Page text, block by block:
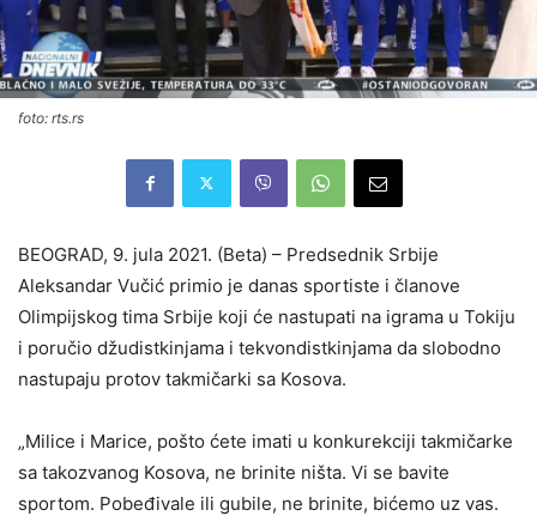
foto: rts.rs
BEOGRAD, 9. jula 2021. (Beta) – Predsednik Srbije
Aleksandar Vučić primio je danas sportiste i članove
Olimpijskog tima Srbije koji će nastupati na igrama u Tokiju
i poručio džudistkinjama i tekvondistkinjama da slobodno
nastupaju protov takmičarki sa Kosova.
„Milice i Marice, pošto ćete imati u konkurekciji takmičarke
sa takozvanog Kosova, ne brinite ništa. Vi se bavite
sportom. Pobeđivale ili gubile, ne brinite, bićemo uz vas.